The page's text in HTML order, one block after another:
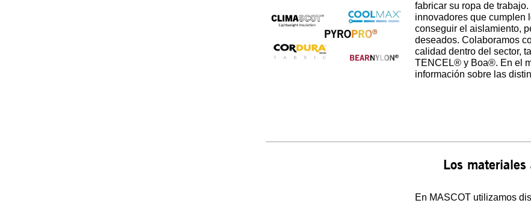
fabricar su ropa de
innovadores que cumplen
conseguir el aislamiento,
deseados. Colaboramos
calidad dentro del sector,
TENCEL® y Boa®. En el
información sobre las
Los materiales
En MASCOT utilizamos